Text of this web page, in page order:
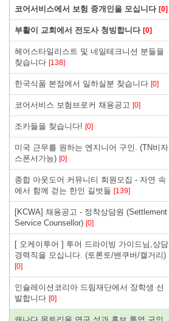
코어서비스에서 보험 중개인을 모십니다 [0]
부활이 교회에서 전도사 청빙합니다 [0]
헤어스타일리스트 및 네일테크니션 분들을
찾습니다 [138]
한국식품 본점에서 일하실분 찾습니다 [0]
코어서비스 보험브로커 채용공고 [0]
조카들을 찾습니다! [0]
미국 근무를 원하는 엔지니어 구인. (TN비자
스폰서가능) [0]
종합 아웃도어 커뮤니티 회원모집 - 자연 속
에서 함께 걷는 한인 길벗들 [139]
[KCWA] 채용공고 - 정착상담원 (Settlement
Service Counsellor) [0]
[ 오케이투어 ] 투어 드라이빙 가이드님,상담
경력직을 모십니다. (토론토/밴쿠버/캘거리)
[0]
인슐레이션코리아 드림재단에서 장학생 선
발합니다 [0]
캐나다 몬트리올 연구 성과 홍보 통역 구인